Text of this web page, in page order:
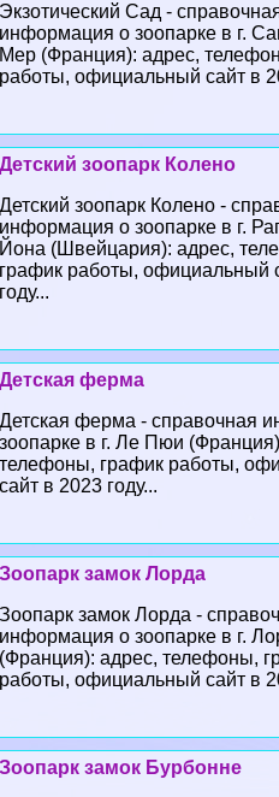
Экзотический Сад -
информация о зоопарке в г.
Мер (Франция): адрес,
работы, официальный сайт в
Детский зоопарк Колено
Детский зоопарк Колено -
информация о зоопарке в г.
Йона (Швейцария): адрес,
график работы, официальный
году...
Детская ферма
Детская ферма - справочная
зоопарке в г. Ле Пюи
телефоны, график работы,
сайт в 2023 году...
Зоопарк замок Лорда
Зоопарк замок Лорда -
информация о зоопарке в г.
(Франция): адрес, телефоны,
работы, официальный сайт в
Зоопарк замок Бурбонне